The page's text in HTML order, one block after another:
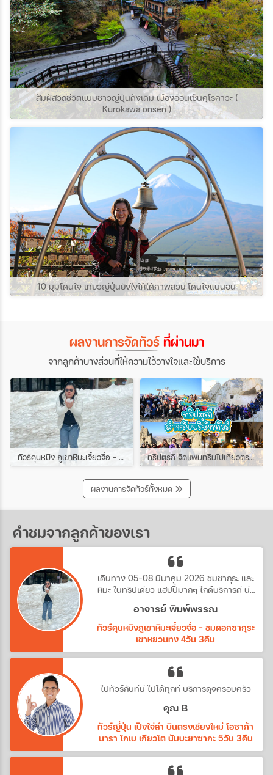
สัมผัสวิถีชีวิตแบบชาวญี่ปุ่นดั่งเดิม เมืองออนเซ็นคุโรคาวะ (
Kurokawa onsen )
10 มุมโดนใจ เที่ยวญี่ปุ่นยังไงให้ได้ภาพสวย โดนใจแน่นอน
ผลงานการจัดทัวร์ที่ผ่านมา
จากลูกค้าบางส่วนที่ให้ความไว้วางใจและใช้บริการ
ทัวร์คุนหมิง ภูเขาหิมะเจี้ยวจื่อ - ชมดอกซากุระเขาหยวนทง 4วัน 3คืน ช่วง มีนาคม ทริปตุรกี จัดแฟมทริมไปเที่ยวตุรกีกับเหล่าบรรดาบริษัททัวร์ และเอเยนต์ทัวร์ ทริปนี้ขึ้นบอลลูนสนุกมาก
ผลงานการจัดทัวร์ทั้งหมด
คำชมจากลูกค้าของเรา
เดินทาง 05-08 มีนาคม 2026 ชมชากุระ และ
หิมะ ในทริปเดียว แฮปปี้มากๆ ไกด์บริการดี น่า
อาจารย์ พิมพ์พรรณ
ทัวร์คุนหมิงภูเขาหิมะเจี้ยวจื่อ - ชมดอกซากุระ
เขาหยวนทง 4วัน 3คืน
ไปทัวร์กับที่นี่ ไปได้ทุกที่ บริการดุจครอบครัว
คุณ B
ทัวร์ญี่ปุ่น เปิงใจ่ล้ำ บินตรงเชียงใหม่ โอซาก้า
นารา โกเบ เกียวโต นัมบะยาซากะ 5วัน 3คืน